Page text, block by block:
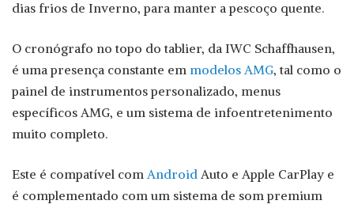
dias frios de Inverno, para manter a pescoço quente.
O cronógrafo no topo do tablier, da IWC Schaffhausen,
é uma presença constante em modelos AMG, tal como o
painel de instrumentos personalizado, menus
específicos AMG, e um sistema de infoentretenimento
muito completo.
Este é compatível com Android Auto e Apple CarPlay e
é complementado com um sistema de som premium